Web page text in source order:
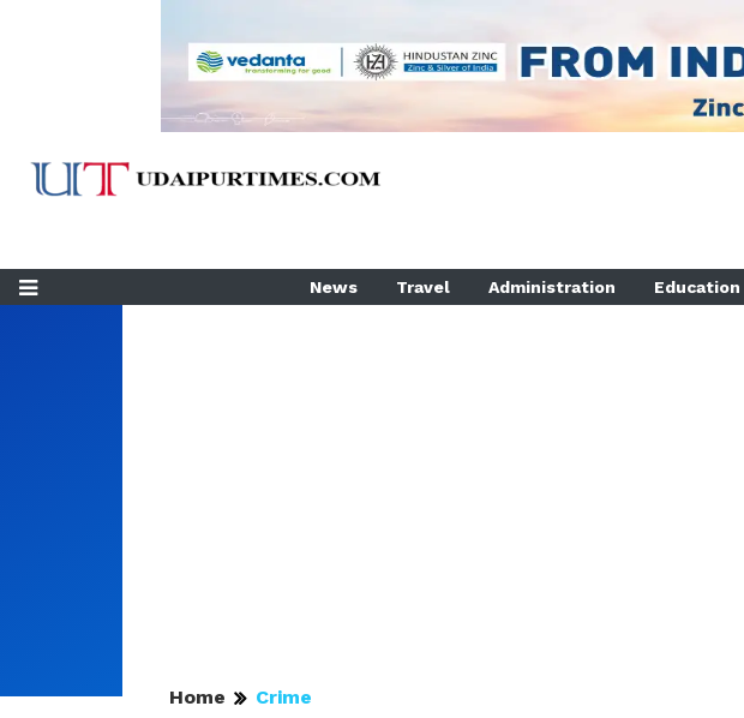
News Travel Administration Education
Home Crime